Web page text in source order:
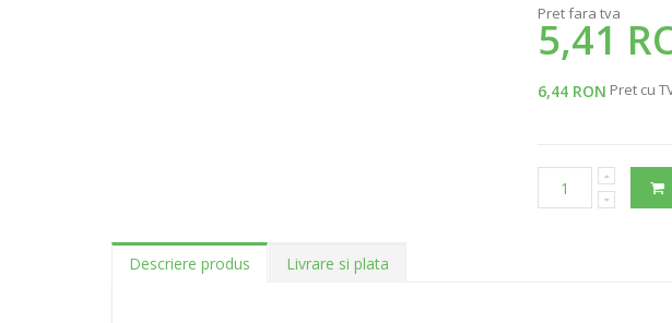
Pret fara tva
5,41
6,44 RON Pret cu
Descriere produs Livrare si plata